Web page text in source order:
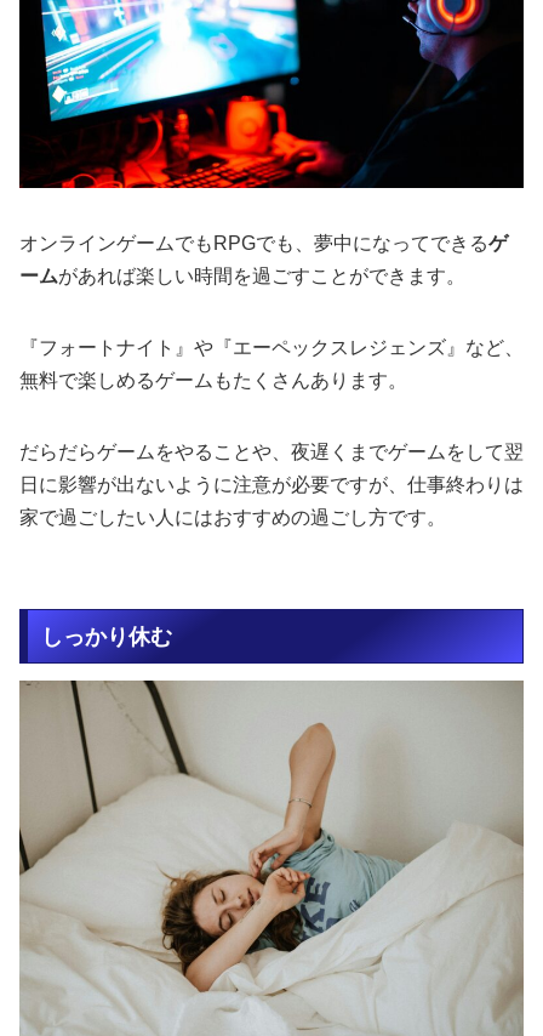
オンラインゲームでもRPGでも、夢中になってできるゲ
ームがあれば楽しい時間を過ごすことができます。
『フォートナイト』や『エーペックスレジェンズ』など、
無料で楽しめるゲームもたくさんあります。
だらだらゲームをやることや、夜遅くまでゲームをして翌
日に影響が出ないように注意が必要ですが、仕事終わりは
家で過ごしたい人にはおすすめの過ごし方です。
しっかり休む